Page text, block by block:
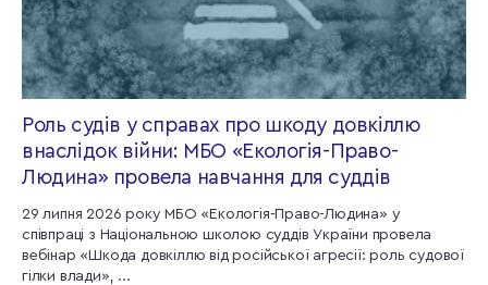
Роль судів у справах про шкоду довкіллю
внаслідок війни: МБО «Екологія-Право-
Людина» провела навчання для суддів
29 липня 2026 року МБО «Екологія-Право-Людина» у
співпраці з Національною школою суддів України провела
вебінар «Шкода довкіллю від російської агресії: роль судової
гілки влади», ...